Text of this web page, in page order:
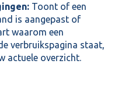
Toont of een
is aangepast of
waarom een
verbruikspagina staat,
actuele overzicht.